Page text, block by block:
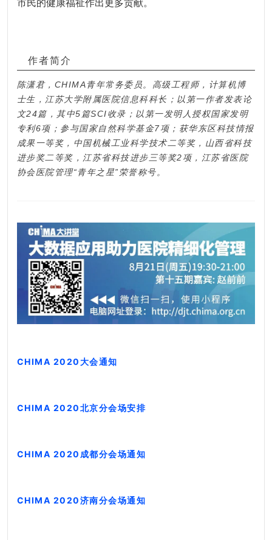
市民的健康福祉作出更多贡献。
作者简介
陈潇君，CHIMA青年常务委员。高级工程师，计算机博
士生，江苏大学附属医院信息科科长；以第一作者发表论
文24篇，其中5篇SCI收录；以第一发明人授权国家发明
专利6项；参与国家自然科学基金7项；获华东区科技情报
成果一等奖，中国机械工业科学技术二等奖，山西省科技
进步奖二等奖，江苏省科技进步三等奖2项，江苏省医院
协会医院管理“青年之星”荣誉称号。
CHIMA 2020大会通知
CHIMA 2020北京分会场安排
CHIMA 2020成都分会场通知
CHIMA 2020济南分会场通知